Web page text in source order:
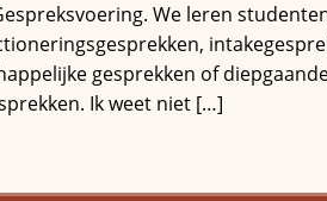
We leren
gesprekken of
Ik weet niet […]